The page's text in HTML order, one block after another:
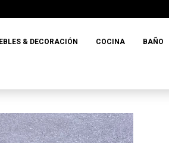
& DECORACIÓN COCINA BAÑO